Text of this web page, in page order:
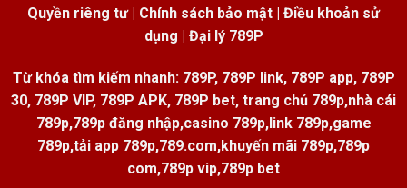
Quyền riêng tư| Chính sách bảo mật | Điều khoản sử
dụng | Đại lý 789P
Từ khóa tìm kiếm nhanh: 789P, 789P link, 789P app, 789P
30, 789P VIP, 789P APK, 789P bet, trang chủ 789p,nhà cái
789p,789p đăng nhập,casino 789p,link 789p,game
789p,tải app 789p,789.com,khuyến mãi 789p,789p
com,789p vip,789p bet